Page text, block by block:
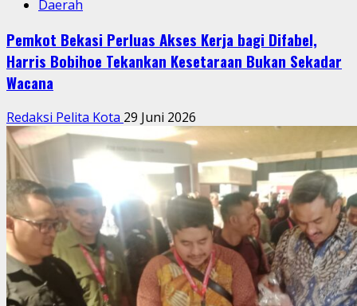
Daerah
Pemkot Bekasi Perluas Akses Kerja bagi Difabel,
Harris Bobihoe Tekankan Kesetaraan Bukan Sekadar
Wacana
Redaksi Pelita Kota 29 Juni 2026